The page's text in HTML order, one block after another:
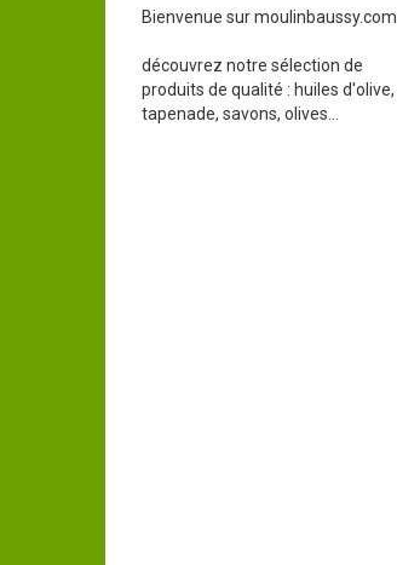
Bienvenue sur moulinbaussy.com
découvrez notre sélection de
produits de qualité : huiles d'olive,
tapenade, savons, olives...